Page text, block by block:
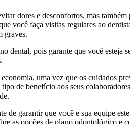
dores e desconfortos, mas
você faça visitas regulares ao
graves.
dental, pois garante que você esteja
uma vez que os cuidados
de benefício aos seus
garantir que você e sua equipe